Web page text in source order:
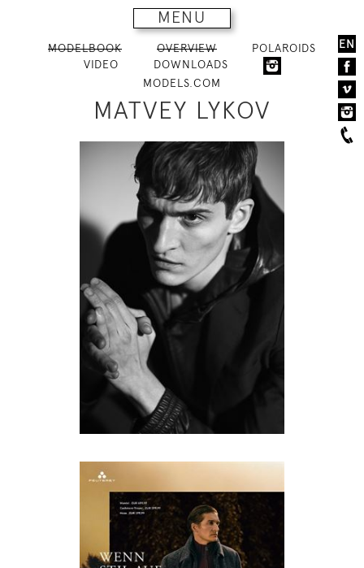
MENU
EN
MODELBOOK OVERVIEW
POLAROIDS
VIDEO
DOWNLOADS
MODELS.COM
MATVEY LYKOV